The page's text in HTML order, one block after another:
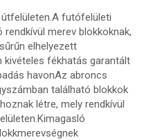
futófelületi
merev blokkoknak,
elhelyezett
kivételes fékhatás garantált
havonAz abroncs
található blokkok
létre, mely rendkívül